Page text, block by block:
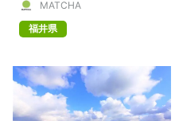
MATCHA
福井県